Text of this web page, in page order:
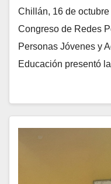
Chillán, 16 de
Congreso de Redes
Personas Jóvenes y
Educación presentó